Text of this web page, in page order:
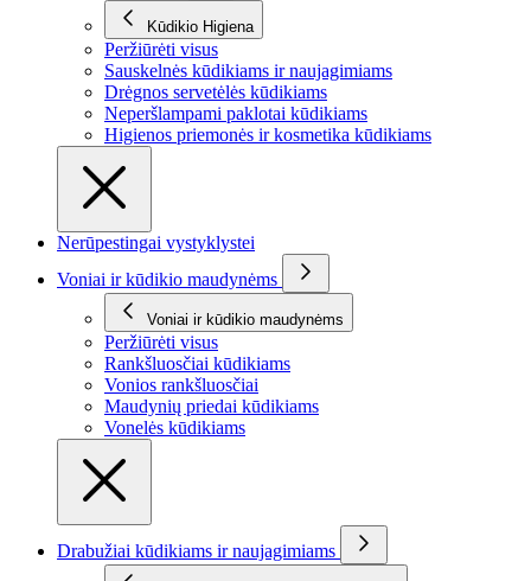
Kūdikio Higiena
Peržiūrėti visus
Sauskelnės kūdikiams ir naujagimiams
Drėgnos servetėlės kūdikiams
Neperšlampami paklotai kūdikiams
Higienos priemonės ir kosmetika kūdikiams
Nerūpestingai vystyklystei
Voniai ir kūdikio maudynėms
Voniai ir kūdikio maudynėms
Peržiūrėti visus
Rankšluosčiai kūdikiams
Vonios rankšluosčiai
Maudynių priedai kūdikiams
Vonelės kūdikiams
Drabužiai kūdikiams ir naujagimiams